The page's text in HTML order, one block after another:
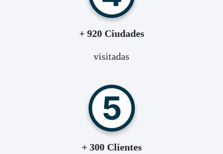
+ 920 Ciudades
visitadas
+ 300 Clientes